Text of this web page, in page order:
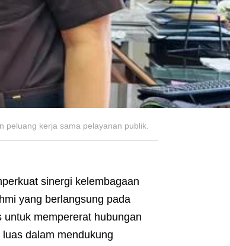
peluang kerja sama pelayanan publik.
sinergi kelembagaan
yang berlangsung pada
mempererat hubungan
dalam mendukung